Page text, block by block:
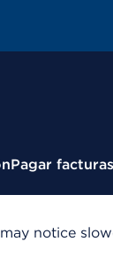
Pagar facturas
notice